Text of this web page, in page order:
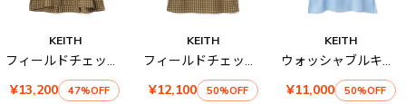
KEITH
フィールドチェックロングブラウス
¥13,200
47%OFF
KEITH
フィールドチェックブラウス
¥12,100
50%OFF
KEITH
ウォッシャブルキュプラブラウス
¥11,000
50%OFF